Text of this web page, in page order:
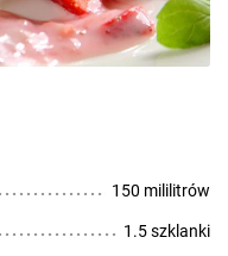
150 mililitrów
1.5 szklanki